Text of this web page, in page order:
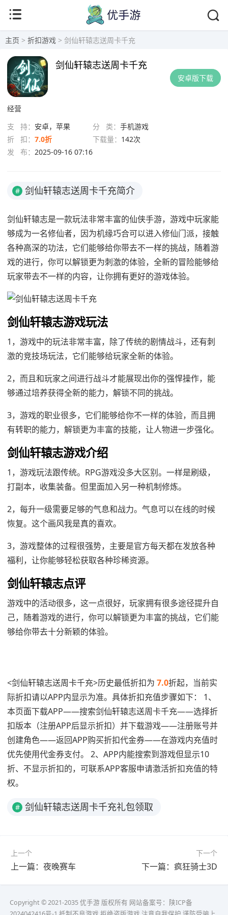
主页 > 折扣游戏 > 剑仙轩辕志送周卡千充
安卓版下载
剑仙轩辕志送周卡千充
经营
支 持： 安卓，苹果 分 类： 手机游戏
折 扣： 7.0折 下载量： 142次
发 布： 2025-09-16 07:16
# 剑仙轩辕志送周卡千充简介
剑仙轩辕志是一款玩法非常丰富的仙侠手游，游戏中玩家能
够成为一名修仙者，因为机缘巧合可以进入修仙门派，接触
各种高深的功法，它们能够给你带去不一样的挑战，随着游
戏的进行，你可以解锁更为刺激的体验，全新的冒险能够给
玩家带去不一样的内容，让你拥有更好的游戏体验。
剑仙轩辕志游戏玩法
1，游戏中的玩法非常丰富，除了传统的剧情战斗，还有刺
激的竞技场玩法，它们能够给玩家全新的体验。
2，而且和玩家之间进行战斗才能展现出你的强悍操作，能
够通过培养获得全新的能力，解锁不同的挑战。
3，游戏的职业很多，它们能够给你不一样的体验，而且拥
有转职的能力，解锁更为丰富的技能，让人物进一步强化。
剑仙轩辕志游戏介绍
1，游戏玩法跟传统。RPG游戏没多大区别。一样是刷级，
打副本，收集装备。但里面加入另一种机制修炼。
2，每升一级需要足够的气息和战力。气息可以在线的时候
恢复。这个画风我是真的喜欢。
3，游戏整体的过程很强势，主要是官方每天都在发放各种
福利，让你能够轻松获取各种珍稀资源。
剑仙轩辕志点评
游戏中的活动很多，这一点很好，玩家拥有很多途径提升自
己，随着游戏的进行，你可以解锁更为丰富的挑战，它们能
够给你带去十分新颖的体验。
<剑仙轩辕志送周卡千充>历史最低折扣为 7.0折起，当前实
际折扣请以APP内显示为准。具体折扣充值步骤如下： 1、
本页面下载APP——搜索剑仙轩辕志送周卡千充——选择折
扣版本（注册APP后显示折扣）并下载游戏——注册账号并
创建角色——返回APP购买折扣代金券——在游戏内充值时
优先使用代金券支付。 2、APP内能搜索到游戏但显示10
折、不显示折扣的，可联系APP客服申请激活折扣充值的特
权。
# 剑仙轩辕志送周卡千充礼包领取
上一个
上一篇：夜晚赛车
下一个
下一篇：疯狂骑士3D
Copyright © 2021-2035 优手游 版权所有 网站备案号：
陕ICP备